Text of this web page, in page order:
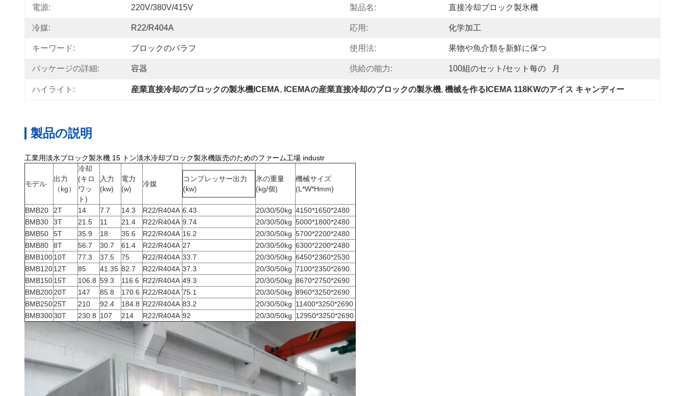
電源: 220V/380V/415V 製品名: 直接冷却ブロック製氷機
冷媒: R22/R404A 応用: 化学加工
キーワード: ブロックのバラフ 使用法: 果物や魚介類を新鮮に保つ
パッケージの詳細: 容器 供給の能力: 100組のセット/セット每の   月
ハイライト: 産業直接冷却のブロックの製氷機ICEMA, ICEMAの産業直接冷却のブロックの製氷機, 機械を作るICEMA 118KWのアイス キャンディー
製品の説明
工業用淡水ブロック製氷機 15 トン淡水冷却ブロック製氷機販売のためのファーム工場 industr
モデル
出力
（kg）
冷却
(キロ
ワッ
ト)
入力
(kw)
電力
(w)
冷媒
コンプレッサー出力
(kw)
氷の重量
(kg/個)
機械サイズ
(L*W*Hmm)
BMB20 2T 14 7.7 14.3 R22/R404A 6.43 20/30/50kg 4150*1650*2480
BMB30
3T 21.5 11 21.4 R22/R404A 9.74 20/30/50kg 5000*1800*2480
BMB50
5T 35.9 18 35.6 R22/R404A 16.2 20/30/50kg 5700*2200*2480
BMB80
8T 56.7 30.7 61.4 R22/R404A 27 20/30/50kg 6300*2200*2480
BMB10010T 77.3 37.5 75 R22/R404A 33.7 20/30/50kg 6450*2360*2530
BMB12012T 85 41.35 82.7 R22/R404A 37.3 20/30/50kg 7100*2350*2690
BMB15015T 106.8 59.3 116.6 R22/R404A 49.3 20/30/50kg 8670*2750*2690
BMB20020T 147 85.8 170.6 R22/R404A 75.1 20/30/50kg 8960*3250*2690
BMB25025T 210 92.4 184.8 R22/R404A 83.2 20/30/50kg 11400*3250*2690
BMB30030T 230.8 107 214 R22/R404A 92 20/30/50kg 12950*3250*2690